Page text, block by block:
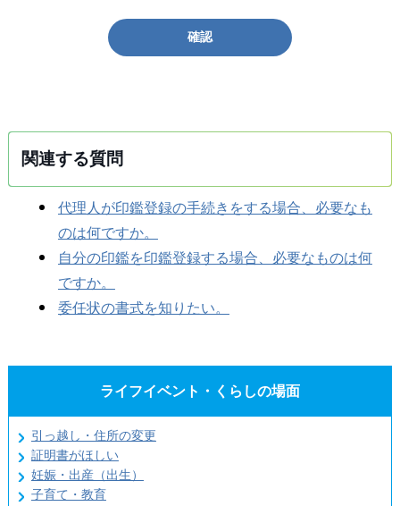
確認
関連する質問
代理人が印鑑登録の手続きをする場合、必要なも
のは何ですか。
自分の印鑑を印鑑登録する場合、必要なものは何
ですか。
委任状の書式を知りたい。
ライフイベント・くらしの場面
引っ越し・住所の変更
証明書がほしい
妊娠・出産（出生）
子育て・教育